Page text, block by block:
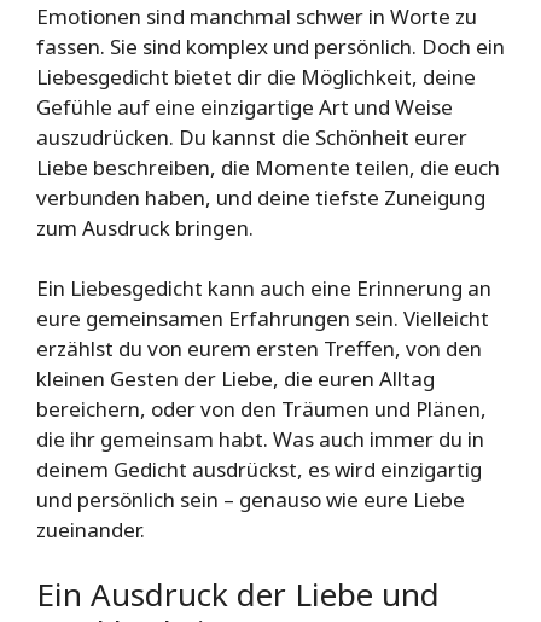
Emotionen sind manchmal schwer in Worte zu
fassen. Sie sind komplex und persönlich. Doch ein
Liebesgedicht bietet dir die Möglichkeit, deine
Gefühle auf eine einzigartige Art und Weise
auszudrücken. Du kannst die Schönheit eurer
Liebe beschreiben, die Momente teilen, die euch
verbunden haben, und deine tiefste Zuneigung
zum Ausdruck bringen.
Ein Liebesgedicht kann auch eine Erinnerung an
eure gemeinsamen Erfahrungen sein. Vielleicht
erzählst du von eurem ersten Treffen, von den
kleinen Gesten der Liebe, die euren Alltag
bereichern, oder von den Träumen und Plänen,
die ihr gemeinsam habt. Was auch immer du in
deinem Gedicht ausdrückst, es wird einzigartig
und persönlich sein – genauso wie eure Liebe
zueinander.
Ein Ausdruck der Liebe und